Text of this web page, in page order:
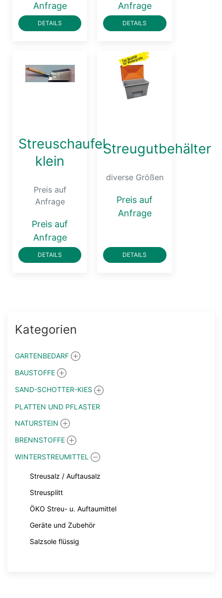
Anfrage
DETAILS
Anfrage
DETAILS
Streuschaufel
klein
Preis auf
Anfrage
Preis auf
Anfrage
DETAILS
Streugutbehälter
diverse Größen
Preis auf
Anfrage
DETAILS
Kategorien
GARTENBEDARF
BAUSTOFFE
SAND-SCHOTTER-KIES
PLATTEN UND PFLASTER
NATURSTEIN
BRENNSTOFFE
WINTERSTREUMITTEL
Streusalz / Auftausalz
Streusplitt
ÖKO Streu- u. Auftaumittel
Geräte und Zubehör
Salzsole flüssig